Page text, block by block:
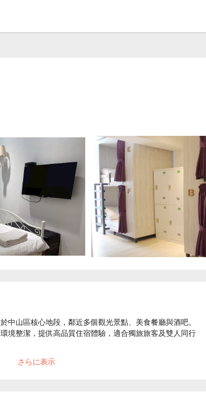
中山區核心地段，鄰近多個觀光景點、美食餐廳與酒吧。
境整潔，提供高品質住宿體驗，適合獨旅旅客及雙人同行
行可至捷運台北車站、中山站、善導寺站，無論觀光、購
さらに表示